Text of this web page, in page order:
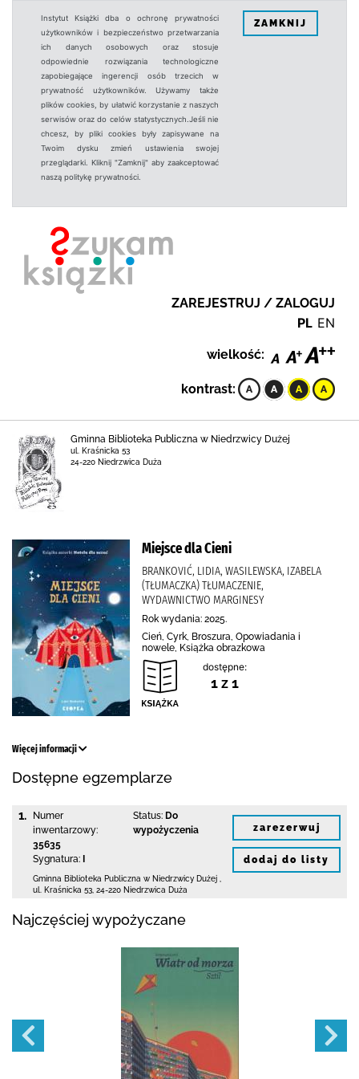
Instytut Książki dba o ochronę prywatności
użytkowników i bezpieczeństwo przetwarzania
ich danych osobowych oraz stosuje
odpowiednie rozwiązania technologiczne
zapobiegające ingerencji osób trzecich w
prywatność użytkowników. Używamy także
plików cookies, by ułatwić korzystanie z naszych
serwisów oraz do celów statystycznych.Jeśli nie
chcesz, by pliki cookies były zapisywane na
Twoim dysku zmień ustawienia swojej
przeglądarki. Kliknij "Zamknij" aby zaakceptować
naszą politykę prywatności.
ZAMKNIJ
ZAREJESTRUJ / ZALOGUJ
PL EN
wielkość:
kontrast:
Gminna Biblioteka Publiczna w Niedrzwicy Dużej
ul. Kraśnicka 53
24-220 Niedrzwica Duża
Miejsce dla Cieni
BRANKOVIĆ, LIDIA, WASILEWSKA, IZABELA
(TŁUMACZKA) TŁUMACZENIE,
WYDAWNICTWO MARGINESY
Rok wydania: 2025.
Cień, Cyrk, Broszura, Opowiadania i
nowele, Książka obrazkowa
dostępne:
1 z 1
Więcej informacji
Dostępne egzemplarze
1.
Numer
inwentarzowy:
35635
Sygnatura:
Status: Do
wypożyczenia
Gminna Biblioteka Publiczna w Niedrzwicy Dużej
ul. Kraśnicka 53 24-220 Niedrzwica Duża
zarezerwuj
dodaj do listy
Najczęściej wypożyczane